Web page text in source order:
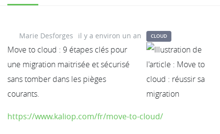
Marie Desforges il y a environ un an CLOUD
Move to cloud : 9 étapes clés pour
une migration maitrisée et sécurisé
sans tomber dans les pièges
courants.
https://www.kaliop.com/fr/move-to-cloud/